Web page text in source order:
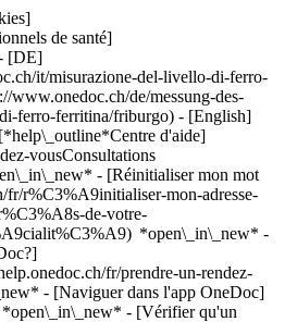
de santé]
[DE]
it/misurazione-del-livello-di-ferro-
de/messung-des-
ferro-ferritina/friburgo) - [English]
d'aide]
vousConsultations
- [Réinitialiser mon mot
fr/r%C3%A9initialiser-mon-adresse-
de-votre-
*open\_in\_new* -
fr/prendre-un-rendez-
- [Naviguer dans l'app OneDoc]
*open\_in\_new* - [Vérifier qu'un rendez-vous est confirmé](https://help.onedoc.ch/fr/v%C3%A9rifier-quun-rendez-vous-est-confirm%C3%A9) *open\_in\_new* - [Annuler un rendez-vous pris en ligne sur OneDoc](https://help.onedoc.ch/fr/annuler-un-rendez-vous-pris-en-ligne-sur-onedoc) *open\_in\_new* - [Je ne reçois pas de confirmation de rendez-vous](https://help.onedoc.ch/fr/je-ne-re%C3%A7ois-pas-de-confirmation-de-rendez-vous) *open\_in\_new* [Voir tous nos articles *open\_in\_new*](https://help.onedoc.ch/fr/) close ## Modifier votre recherche ![Maison avec un signe plus annonçant qu’une consultation peut être effectuée sur place](https://www.onedoc.ch/assets/images/icons/on-site.svg) Sur place ![Caméra avec un symbole lecture annonçant qu’une consultation peut être effectuée à distance en vidéo](https://www.onedoc.ch/assets/images/icons/remote.svg) À distance Rechercher #### Spécialités #### Praticiens #### Établissements edit Mesure du taux de fer | Ferritine à Fribourg tune Filtrer par Nouveaux patients*keyboard\_arrow\_down* - Acceptés*check\_circle* Langue parlée*keyboard\_arrow\_down* - Albanais*check\_circle* - Allemand*check\_circle* - Anglais*check\_circle* - Arabe*check\_circle* - Espagnol*check\_circle* - Français*check\_circle* - Italien*check\_circle* - Portugais*check\_circle* - Somali*check\_circle* Sexe*keyboard\_arrow\_down* - Femme*check\_circle* - Homme*check\_circle* Disponibilité*keyboard\_arrow\_down* - Disponible aujourdhui*check\_circle* - Dans les 3 prochains jours*check\_circle* - Dans les 7 prochains jours*check\_circle* - Dans les 14 prochains jours*check\_circle* # __Mesure du taux de fer | Ferritine__ à __Fribourg__: prenez rendez-vous en ligne aujourd'hui ## 2 résultats à Fribourg [![CoSaMo - Consultation par des étudiants pour les étudiants HEdS-FR, médecin généraliste à Fribourg](https://assets.onedoc.ch/images/users/3b82b822b3563868f5e91c0ea6fa97a221041a2c8022d14329827123648ccc45-small.jpg "CoSaMo - Consultation par des étudiants pour les étudiants HEdS-FR, médecin généraliste à Fribourg")](https://www.onedoc.ch/fr/medecin-generaliste/fribourg/pb55g/cosamo-consultation-par-des-etudiants-pour-les-etudiants-heds-fr) ### [CoSaMo - Consultation par des étudiants pour les étudiants HEdS-FR](https://www.onedoc.ch/fr/medecin-generaliste/fribourg/pb55g/cosamo-consultation-par-des-etudiants-pour-les-etudiants-heds-fr) ![Badge indiquant un profil vérifié](https://www.onedoc.ch/assets/images/icons/checkmark.svg) [Médecin généraliste](https://www.onedoc.ch/fr/medecin-generaliste/fribourg) CoSaMo (Consultation santé Mozaïk) à la Haute école de santé Fribourg HEdS-FR Route des Arsenaux 16a 1700 Fribourg ![Icône patient avec un signe plus annonçant que le professionnel accepte de nouveaux patients](https://www.onedoc.ch/assets/images/icons/new-patients.svg)Accepte les nouveaux patients [Réserver un RDV](https://www.onedoc.ch/fr/medecin-generaliste/fribourg/pb55g/cosamo-consultation-par-des-etudiants-pour-les-etudiants-heds-fr) Expertises: Mesure du taux de fer | Ferritine, [Ablation fils | Agrafes](https://www.onedoc.ch/fr/ablation-fils-agrafes/fribourg), [Contraception d'urgence](https://www.onedoc.ch/fr/contraception-d-urgence/fribourg), [Mise à jour du carnet de vaccination](https://www.onedoc.ch/fr/mise-a-jour-du-carnet-de-vaccination/fribourg), [Check-up | bilan de santé](https://www.onedoc.ch/fr/check-up-bilan-de-sante/fribourg), [Infection urinaire | Cystite](https://www.onedoc.ch/fr/infection-urinaire-cystite/fribourg), [Rhinite allergique | Rhume des foins](https://www.onedoc.ch/fr/rhinite-allergique-rhume-des-foins/fribourg), [Urgence en médecine générale](https://www.onedoc.ch/fr/urgence-en-medecine-generale/fribourg), [Entorse](https://www.onedoc.ch/fr/entorse/fribourg), [Suivi du sportif](https://www.onedoc.ch/fr/suivi-du-sportif/fribourg)Voir plus *chevron\_left* lun. 03 août *chevron\_right* Voir plus de rendez-vous *error\_outline* Une erreur s'est produite lors du chargement des disponibilités [Réessayer](https://www.onedoc.ch) Expertises: Mesure du taux de fer | Ferritine, [Ablation fils | Agrafes](https://www.onedoc.ch/fr/ablation-fils-agrafes/fribourg), [Contraception d'urgence](https://www.onedoc.ch/fr/contraception-d-urgence/fribourg), [Mise à jour du carnet de vaccination](https://www.onedoc.ch/fr/mise-a-jour-du-carnet-de-vaccination/fribourg), [Check-up | bilan de santé](https://www.onedoc.ch/fr/check-up-bilan-de-sante/fribourg), [Infection urinaire | Cystite](https://www.onedoc.ch/fr/infection-urinaire-cystite/fribourg), [Rhinite allergique | Rhume des foins](https://www.onedoc.ch/fr/rhinite-allergique-rhume-des-foins/fribourg), [Urgence en médecine générale](https://www.onedoc.ch/fr/urgence-en-medecine-generale/fribourg), [Entorse](https://www.onedoc.ch/fr/entorse/fribourg), [Suivi du sportif](https://www.onedoc.ch/fr/suivi-du-sportif/fribourg)Voir plus [![Dr. Zemzem Tan, gynécologue obstétricienne à Fribourg](https://www.onedoc.ch/assets/images/female.png "Dr. Zemzem Tan, gynécologue obstétricienne à Fribourg")](https://www.onedoc.ch/fr/gynecologue-obstetricienne/fribourg/pcw0d/dr-zemzem-tan) ### [Dr. Zemzem Tan](https://www.onedoc.ch/fr/gynecologue-obstetricienne/fribourg/pcw0d/dr-zemzem-tan) [Gynécologue obstétricienne](https://www.onedoc.ch/fr/gynecologue-obstetricien/fribourg) [Cabinet de la Docteur Tan](https://www.onedoc.ch/fr/cabinet-medical/fribourg/ebcwa/cabinet-de-la-docteur-tan) Grand-Places 16 1700 Fribourg ![Icône patient avec un signe moins annonçant que le professionnel n’accepte pas de nouveaux patients](https://www.onedoc.ch/assets/images/icons/no-new-patients.svg)N'accepte pas de nouveaux patients [Réserver un RDV](https://www.onedoc.ch/fr/gynecologue-obstetricienne/fribourg/pcw0d/dr-zemzem-tan) Expertises: Mesure du taux de fer | Ferritine, [Insémination artificielle](https://www.onedoc.ch/fr/insemination-artificielle/fribourg), [Suivi de grossesse](https://www.onedoc.ch/fr/suivi-de-grossesse/fribourg), [Bilan hormonal](https://www.onedoc.ch/fr/bilan-hormonal/fribourg), [Échographie prénatale](https://www.onedoc.ch/fr/echographie-prenatale/fribourg), [Procréation médicalement assistée | PMA](https://www.onedoc.ch/fr/procreation-medicalement-assistee-pma/fribourg), [Stérilet](https://www.onedoc.ch/fr/sterilet/fribourg), [Maladies Sexuellement Transmissibles | Infections Sexuellement Transmissibles (MST/IST)](https://www.onedoc.ch/fr/maladies-sexuellement-transmissibles-infections-sexuellement-transmissibles-mst-ist/fribourg), [Colposcopie](https://www.onedoc.ch/fr/colposcopie/fribourg)Voir plus *chevron\_left* lun. 03 août *chevron\_right* Voir plus de rendez-vous *error\_outline* Une erreur s'est produite lors du chargement des disponibilités [Réessayer](https://www.onedoc.ch) Expertises: Mesure du taux de fer | Ferritine, [Insémination artificielle](https://www.onedoc.ch/fr/insemination-artificielle/fribourg), [Suivi de grossesse](https://www.onedoc.ch/fr/suivi-de-grossesse/fribourg), [Bilan hormonal](https://www.onedoc.ch/fr/bilan-hormonal/fribourg), [Échographie prénatale](https://www.onedoc.ch/fr/echographie-prenatale/fribourg), [Procréation médicalement assistée | PMA](https://www.onedoc.ch/fr/procreation-medicalement-assistee-pma/fribourg), [Stérilet](https://www.onedoc.ch/fr/sterilet/fribourg), [Maladies Sexuellement Transmissibles | Infections Sexuellement Transmissibles (MST/IST)](https://www.onedoc.ch/fr/maladies-sexuellement-transmissibles-infections-sexuellement-transmissibles-mst-ist/fribourg), [Colposcopie](https://www.onedoc.ch/fr/colposcopie/fribourg)Voir plus ## __Mesure du taux de fer | Ferritine__: d'autres spécialistes sont réservables en ligne dans les environs de __Fribourg__ [![Dr. Thomas Delage, médecin praticien à Marly](https://assets.onedoc.ch/images/users/ad30d7eec57abf3523aec9d54f40f195bbc71dc166704028bb91965c651fb9bc-small.jpg "Dr. Thomas Delage, médecin praticien à Marly")](https://www.onedoc.ch/fr/medecin-generaliste/marly/pc334/dr-thomas-delage) ### [Dr. Thomas Delage](https://www.onedoc.ch/fr/medecin-generaliste/marly/pc334/dr-thomas-delage) ![Badge indiquant un profil vérifié](https://www.onedoc.ch/assets/images/icons/checkmark.svg) [Médecin praticien](https://www.onedoc.ch/fr/medecin-generaliste/marly) [Centre Clinimed Fribourg | Médecine générale](https://www.onedoc.ch/fr/centre-medical/marly/e836/centre-clinimed-fribourg-medecine-generale) Route du Midi 12a 1723 Marly ![Icône patient avec un signe plus annonçant que le professionnel accepte de nouveaux patients](https://www.onedoc.ch/assets/images/icons/new-patients.svg)Accepte les nouveaux patients [Réserver un RDV](https://www.onedoc.ch/fr/medecin-generaliste/marly/pc334/dr-thomas-delage) Expertises:[Mesure du taux de fer | Ferritine](https://www.onedoc.ch/fr/mesure-du-taux-de-fer-ferritine/marly), [Burn out](https://www.onedoc.ch/fr/burn-out/marly), [Mesure de la pression artérielle | Tension](https://www.onedoc.ch/fr/mesure-de-la-pression-arterielle-tension/marly), [Mesure du cholestérol](https://www.onedoc.ch/fr/mesure-du-cholesterol/marly), [Mise à jour du carnet de vaccination](https://www.onedoc.ch/fr/mise-a-jour-du-carnet-de-vaccination/marly), [Rhinite allergique | Rhume des foins](https://www.onedoc.ch/fr/rhinite-allergique-rhume-des-foins/marly), [Maladies Sexuellement Transmissibles | Infections Sexuellement Transmissibles (MST/IST)](https://www.onedoc.ch/fr/maladies-sexuellement-transmissibles-infections-sexuellement-transmissibles-mst-ist/marly), [Check-up | bilan de santé](https://www.onedoc.ch/fr/check-up-bilan-de-sante/marly), [Mesure de la glycémie](https://www.onedoc.ch/fr/mesure-de-la-glycemie/marly)Voir plus *chevron\_left* lun. 03 août *chevron\_right* Voir plus de rendez-vous *error\_outline* Une erreur s'est produite lors du chargement des disponibilités [Réessayer](https://www.onedoc.ch) Expertises:[Mesure du taux de fer | Ferritine](https://www.onedoc.ch/fr/mesur